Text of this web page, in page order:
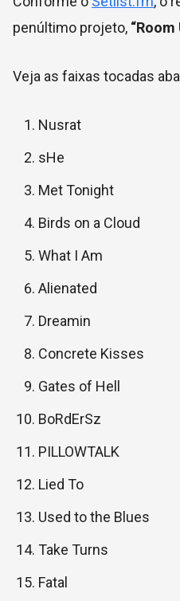
penúltimo projeto,
Veja as faixas tocadas
Nusrat
sHe
Met Tonight
Birds on a Cloud
What I Am
Alienated
Dreamin
Concrete Kisses
Gates of Hell
BoRdErSz
PILLOWTALK
Lied To
Used to the Blues
Take Turns
Fatal